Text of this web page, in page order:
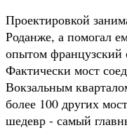
Проектировкой
Роданже, а помогал
опытом
Фактически мост
Вокзальным
более 100 других
шедевр - самый